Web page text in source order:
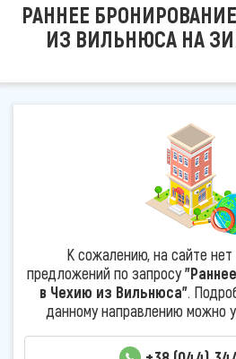
РАННЕЕ
ИЗ ВИЛЬНЮСА НА
К сожалению, на сайте
предложений по запросу
в Чехию из Вильнюса".
данному направлению можно